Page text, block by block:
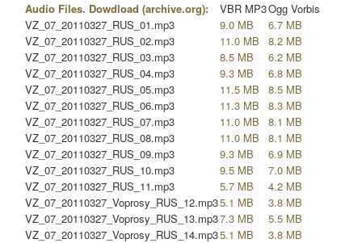
Audio Files. Dowdload (archive.org):
VBR MP3Ogg Vorbis
VZ_07_20110327_RUS_01.mp3
9.0 MB
6.7 MB
VZ_07_20110327_RUS_02.mp3
11.0 MB
8.2 MB
VZ_07_20110327_RUS_03.mp3
8.5 MB
6.2 MB
VZ_07_20110327_RUS_04.mp3
9.3 MB
6.8 MB
VZ_07_20110327_RUS_05.mp3
11.5 MB
8.5 MB
VZ_07_20110327_RUS_06.mp3
11.3 MB
8.3 MB
VZ_07_20110327_RUS_07.mp3
11.0 MB
8.1 MB
VZ_07_20110327_RUS_08.mp3
11.0 MB
8.1 MB
VZ_07_20110327_RUS_09.mp3
9.3 MB
6.9 MB
VZ_07_20110327_RUS_10.mp3
9.5 MB
7.0 MB
VZ_07_20110327_RUS_11.mp3
5.7 MB
4.2 MB
VZ_07_20110327_Voprosy_RUS_12.mp35.1 MB
3.8 MB
VZ_07_20110327_Voprosy_RUS_13.mp37.3 MB
5.5 MB
VZ_07_20110327_Voprosy_RUS_14.mp35.1 MB 3.8 MB